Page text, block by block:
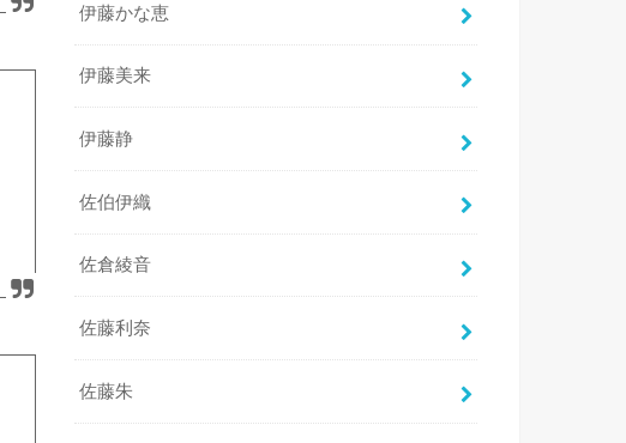
伊藤かな恵
伊藤美来
伊藤静
佐伯伊織
佐倉綾音
佐藤利奈
佐藤朱